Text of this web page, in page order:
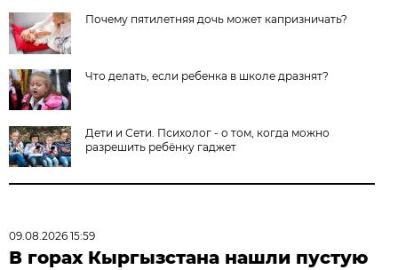
Почему пятилетняя дочь может капризничать?
Что делать, если ребенка в школе дразнят?
Дети и Сети. Психолог - о том, когда можно
разрешить ребёнку гаджет
09.08.2026 15:59
В горах Кыргызстана нашли пустую